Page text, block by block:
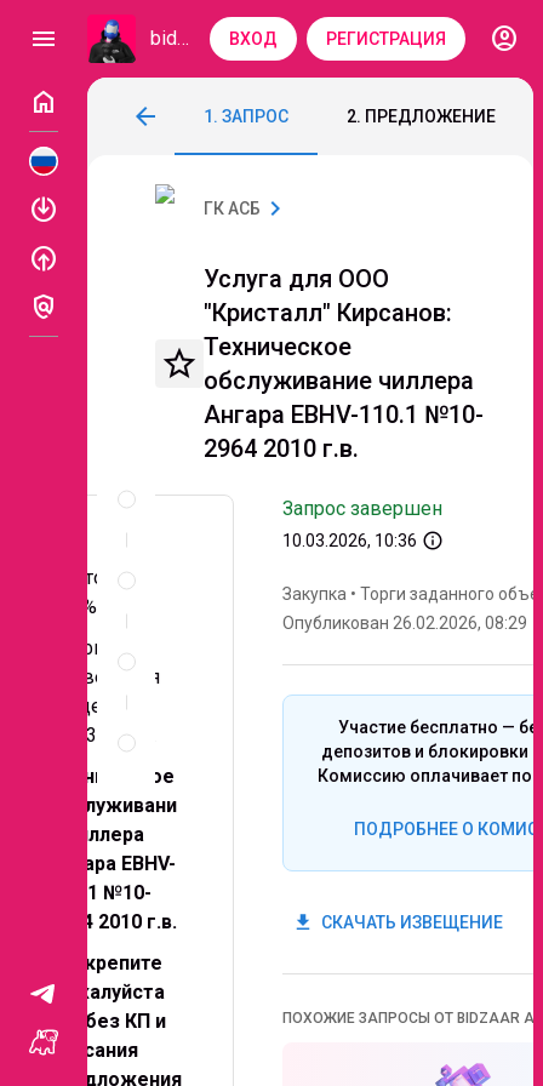
menu bidzaar ВХОД РЕГИСТРАЦИЯ
account_circle
home
enable
enable
policy
arrow_back
Услуга для ООО "Кристалл" Кирсанов:
1. ЗАПРОС 2. ПРЕДЛОЖЕНИЕ
запроса
ГК АСБ chevron_right
star_border
Услуга для ООО
"Кристалл" Кирсанов:
Техническое
обслуживание чиллера
Ангара EBHV-110.1 №10-
2964 2010 г.в.
Постоплата
100%.
График
проведения
тендера: до
05.03.2026г.
Техническое
обслуживани
е чиллера
Ангара EBHV-
110.1 №10-
2964 2010 г.в.
Прикрепите
пожалуйста
КП, без КП и
описания
предложения
Запрос завершен
10.03.2026, 10:36 info_outline
Закупка • Торги заданного
Опубликован 26.02.2026, 08:29
Участие бесплатно —
депозитов и блокировки
Комиссию оплачивает
ПОДРОБНЕЕ О
get_app СКАЧАТЬ ИЗВЕЩЕНИЕ
ПОХОЖИЕ ЗАПРОСЫ ОТ BIDZAAR AI